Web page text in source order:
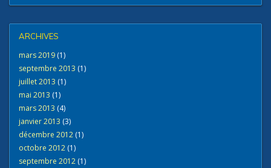
ARCHIVES
mars 2019 (1)
septembre 2013 (1)
juillet 2013 (1)
mai 2013 (1)
mars 2013 (4)
janvier 2013 (3)
décembre 2012 (1)
octobre 2012 (1)
septembre 2012 (1)